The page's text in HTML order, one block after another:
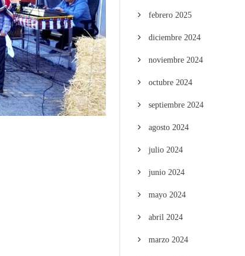
febrero 2025
diciembre 2024
noviembre 2024
octubre 2024
septiembre 2024
agosto 2024
julio 2024
junio 2024
mayo 2024
abril 2024
marzo 2024